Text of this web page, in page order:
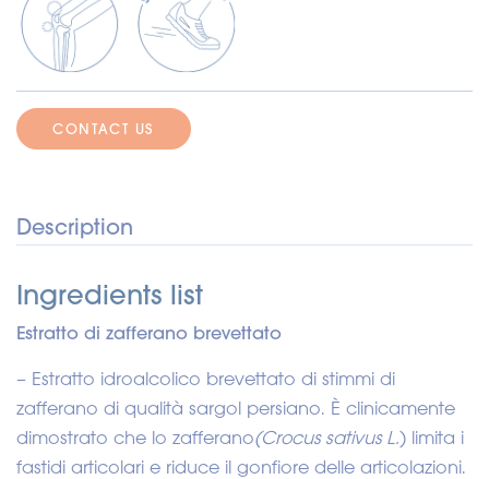
CONTACT US
Description
Ingredients list
Estratto di zafferano brevettato
– Estratto idroalcolico brevettato di stimmi di
zafferano di qualità sargol persiano. È clinicamente
dimostrato che lo zafferano(Crocus sativus L.) limita i
fastidi articolari e riduce il gonfiore delle articolazioni.